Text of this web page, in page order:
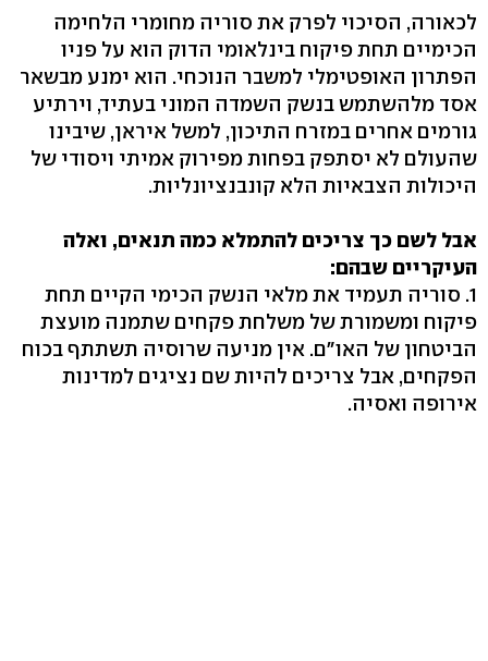
לכאורה, הסיכוי לפרק את סוריה מחומרי הלחימה
הכימיים תחת פיקוח בינלאומי הדוק הוא על פניו
הפתרון האופטימלי למשבר הנוכחי. הוא ימנע מבשאר
אסד מלהשתמש בנשק השמדה המוני בעתיד, וירתיע
גורמים אחרים במזרח התיכון, למשל איראן, שיבינו
שהעולם לא יסתפק בפחות מפירוק אמיתי ויסודי של
היכולות הצבאיות הלא קונבנציונליות.
אבל לשם כך צריכים להתמלא כמה תנאים, ואלה
העיקריים שבהם:
1. סוריה תעמיד את מלאי הנשק הכימי הקיים תחת
פיקוח ומשמורת של משלחת פקחים שתמנה מועצת
הביטחון של האו"ם. אין מניעה שרוסיה תשתתף בכוח
הפקחים, אבל צריכים להיות שם נציגים למדינות
אירופה ואסיה.